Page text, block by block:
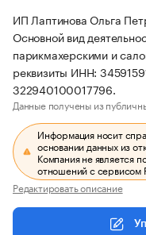
ИП Лаптинова Ольга
Основной вид
парикмахерскими и
реквизиты ИНН:
322940100017796.
Данные получены из
Информация носит
основании данных из
Компания не является
отношений с сервисом
Редактировать описание